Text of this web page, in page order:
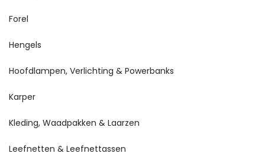
Forel
Hengels
Hoofdlampen, Verlichting & Powerbanks
Karper
Kleding, Waadpakken & Laarzen
Leefnetten & Leefnettassen